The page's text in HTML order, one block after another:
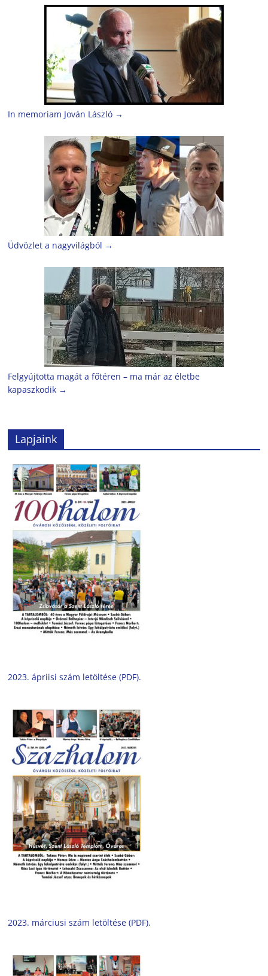
In memoriam Jován László →
Üdvözlet a nagyvilágból →
Felgyújtotta magát a főtéren – ma már az életbe
kapaszkodik →
Lapjaink
2023. ápriisi szám letöltése (PDF).
2023. márciusi szám letöltése (PDF).